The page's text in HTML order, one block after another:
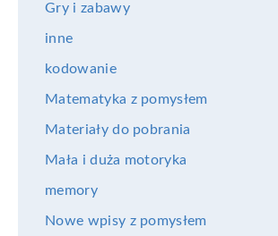
Gry i zabawy
inne
kodowanie
Matematyka z pomysłem
Materiały do pobrania
Mała i duża motoryka
memory
Nowe wpisy z pomysłem